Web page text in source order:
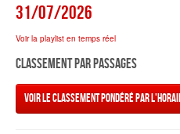
31/07/2026
Voir la playlist en temps réel
Classement par passages
Voir le classement pondéré par